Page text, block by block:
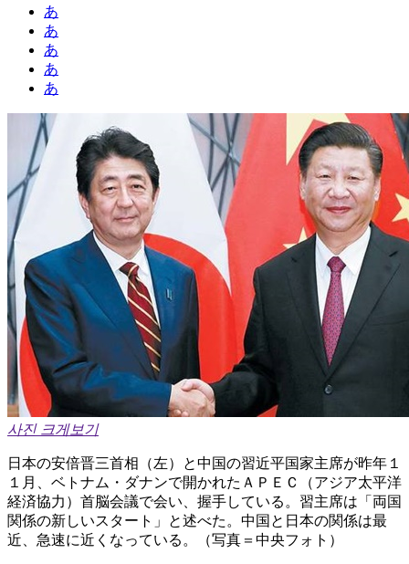
あ
あ
あ
あ
あ
사진 크게보기
日本の安倍晋三首相（左）と中国の習近平国家主席が昨年１
１月、ベトナム・ダナンで開かれたＡＰＥＣ（アジア太平洋
経済協力）首脳会議で会い、握手している。習主席は「両国
関係の新しいスタート」と述べた。中国と日本の関係は最
近、急速に近くなっている。（写真＝中央フォト）